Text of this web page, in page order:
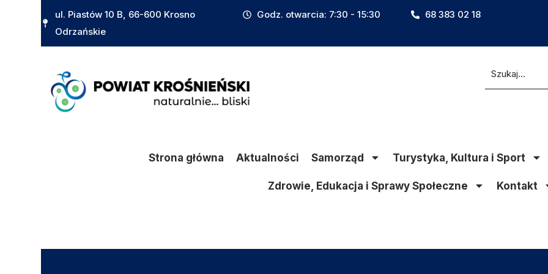
treściul. Piastów 10 B, 66-600 Krosno
Odrzańskie
Godz. otwarcia: 7:30 - 15:30 68 383 02 18
Strona główna Aktualności Samorząd Turystyka, Kultura i Sport
Zdrowie, Edukacja i Sprawy Społeczne Kontakt